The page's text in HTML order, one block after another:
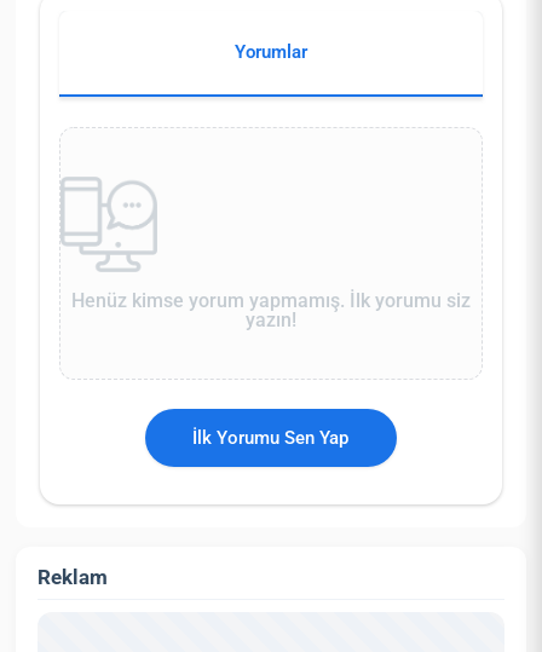
Yorumlar
Henüz kimse yorum yapmamış. İlk yorumu siz
yazın!
İlk Yorumu Sen Yap
Reklam